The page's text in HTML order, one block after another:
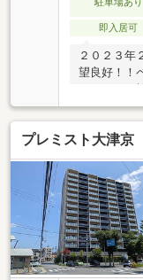
即入居可
２０２３年
望良好！！
レーショ
されていま
通風良好■
イニング）
付）・食器
なスロップ
ン■全居室
生活利便施
す※ペット
プレミスト大津